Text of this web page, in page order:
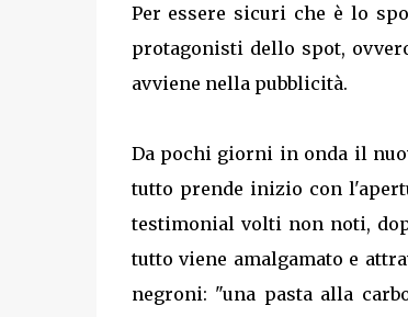
Per essere sicuri che è lo
protagonisti dello spot,
avviene nella pubblicità.
Da pochi giorni in onda il
tutto prende inizio con
testimonial volti non noti,
tutto viene amalgamato e
negroni: "una pasta alla